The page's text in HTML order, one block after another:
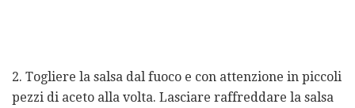
2. Togliere la salsa dal fuoco e con attenzione in piccoli
pezzi di aceto alla volta. Lasciare raffreddare la salsa